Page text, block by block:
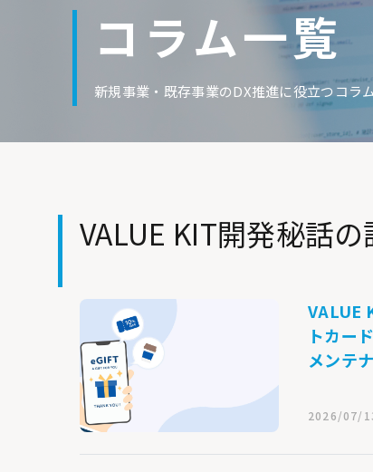
コラム一覧
新規事業・既存事業のDX推進に役立つコラ
VALUE KIT開発秘話
VALUE
トカー
メンテ
2026/07/